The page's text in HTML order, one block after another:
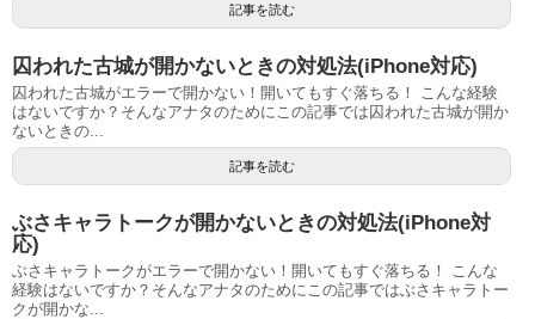
記事を読む
囚われた古城が開かないときの対処法(iPhone対応)
囚われた古城がエラーで開かない！開いてもすぐ落ちる！ こんな経験
はないですか？そんなアナタのためにこの記事では囚われた古城が開か
ないときの...
記事を読む
ぶさキャラトークが開かないときの対処法(iPhone対
応)
ぶさキャラトークがエラーで開かない！開いてもすぐ落ちる！ こんな
経験はないですか？そんなアナタのためにこの記事ではぶさキャラトー
クが開かな...